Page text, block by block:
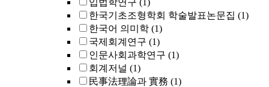
입법학연구 (1)
한국기초조형학회 학술발표논문집 (1)
한국어 의미학 (1)
국제회계연구 (1)
인문사회과학연구 (1)
회계저널 (1)
民事法理論과 實務 (1)